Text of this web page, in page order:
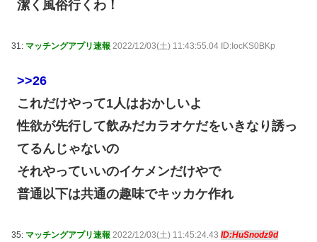
潔く風俗行くわ！
31: マッチングアプリ速報 2022/12/03(土) 11:43:55.04 ID:IocKS0BKp
>>26
これだけやって1人はおかしいよ
性欲が先行して飲みだカラオケだをいきなり誘っ
てるんじゃないの
それやっていいのイケメンだけやで
普通以下は共通の趣味でキッカケ作れ
35: マッチングアプリ速報 2022/12/03(土) 11:45:24.43 ID:HuSnodz9d